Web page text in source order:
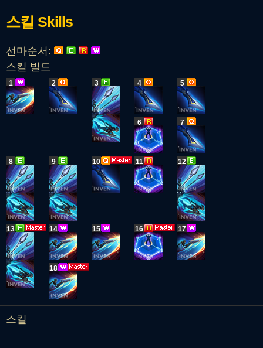
스킬 Skills
선마순서:
스킬 빌드
1 2 3 4 5
6 7
8 9 10 11 12
13 14 15 16 17
18
스킬